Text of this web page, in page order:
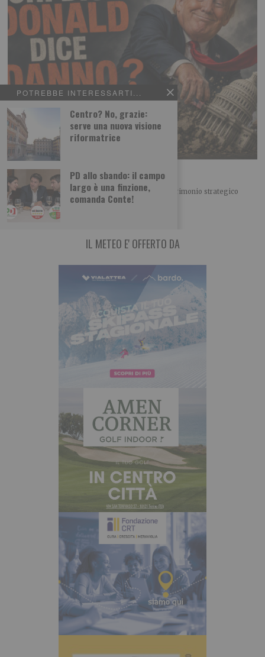
POTREBBE INTERESSARTI...
Centro? No, grazie:
serve una nuova visione
riformatrice
PD allo sbando: il campo
largo è una finzione,
comanda Conte!
Chi dice Donald dice Danno?
IL PUNTASPILLI di Luca Martina Il principale patrimonio strategico
degli Stati Uniti non sono certo
IL METEO E' OFFERTO DA